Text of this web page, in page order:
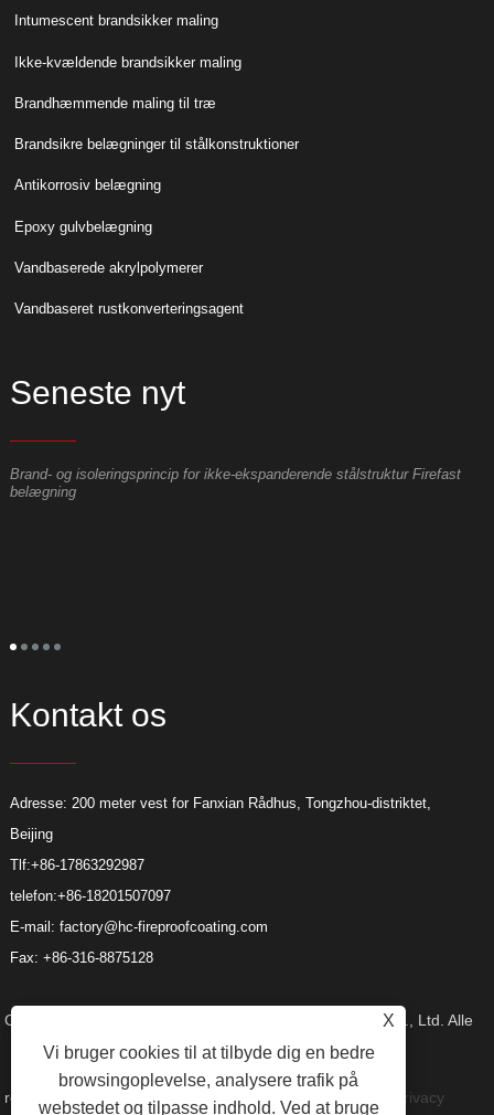
Intumescent brandsikker maling
Ikke-kvældende brandsikker maling
Brandhæmmende maling til træ
Brandsikre belægninger til stålkonstruktioner
Antikorrosiv belægning
Epoxy gulvbelægning
Vandbaserede akrylpolymerer
Vandbaseret rustkonverteringsagent
Seneste nyt
Brand- og isoleringsprincip for ikke-ekspanderende stålstruktur Firefast
belægning
Kontakt os
Adresse: 200 meter vest for Fanxian Rådhus, Tongzhou-distriktet,
Beijing
Tlf:+86-17863292987
telefon:+86-18201507097
E-mail: factory@hc-fireproofcoating.com
Fax: +86-316-8875128
Copyright © 2023 Beijing Huacheng Fireproof Coating Co., Ltd. Alle
rettigheder forbeholdes. Links Sitemap RSS Privacy
X
Vi bruger cookies til at tilbyde dig en bedre
browsingoplevelse, analysere trafik på
webstedet og tilpasse indhold. Ved at bruge